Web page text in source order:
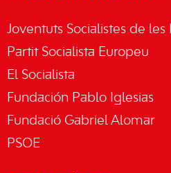
Joventuts Socialistes de les
Partit Socialista Europeu
El Socialista
Fundación Pablo Iglesias
Fundació Gabriel Alomar
PSOE